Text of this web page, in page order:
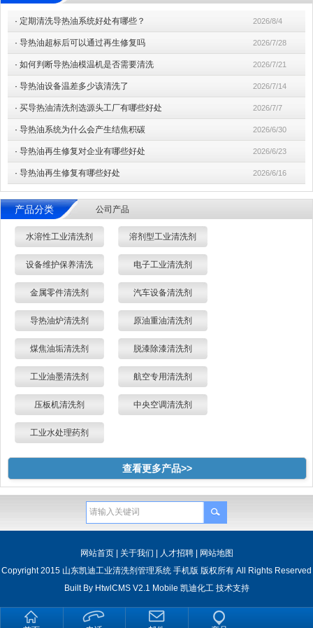
· 定期清洗导热油系统好处有哪些？ 2026/8/4
· 导热油超标后可以通过再生修复吗 2026/7/28
· 如何判断导热油模温机是否需要清洗 2026/7/21
· 导热油设备温差多少该清洗了 2026/7/14
· 买导热油清洗剂选源头工厂有哪些好处 2026/7/7
· 导热油系统为什么会产生结焦积碳 2026/6/30
· 导热油再生修复对企业有哪些好处 2026/6/23
· 导热油再生修复有哪些好处 2026/6/16
产品分类 公司产品
水溶性工业清洗剂 溶剂型工业清洗剂
设备维护保养清洗 电子工业清洗剂
金属零件清洗剂 汽车设备清洗剂
导热油炉清洗剂 原油重油清洗剂
煤焦油垢清洗剂 脱漆除漆清洗剂
工业油墨清洗剂 航空专用清洗剂
压板机清洗剂 中央空调清洗剂
工业水处理药剂
查看更多产品>>
网站首页| 关于我们 | 人才招聘| 网站地图
Copyright 2015 山东凯迪工业清洗剂管理系统 手机版 版权所有 All Rights Reserved
Built By HtwlCMS V2.1 Mobile 凯迪化工 技术支持